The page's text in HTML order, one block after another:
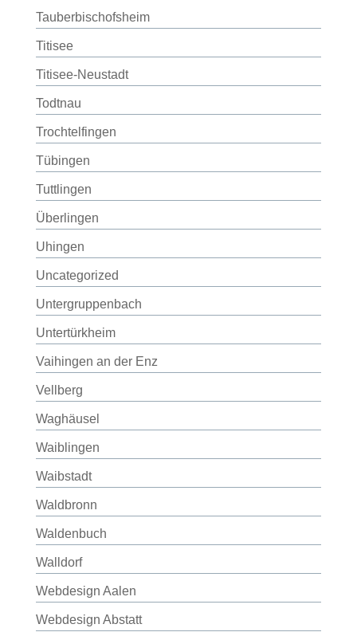
Tauberbischofsheim
Titisee
Titisee-Neustadt
Todtnau
Trochtelfingen
Tübingen
Tuttlingen
Überlingen
Uhingen
Uncategorized
Untergruppenbach
Untertürkheim
Vaihingen an der Enz
Vellberg
Waghäusel
Waiblingen
Waibstadt
Waldbronn
Waldenbuch
Walldorf
Webdesign Aalen
Webdesign Abstatt